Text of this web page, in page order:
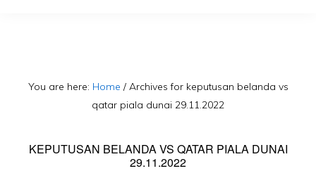
You are here: Home /Archives for keputusan belanda vs
qatar piala dunai 29.11.2022
KEPUTUSAN BELANDA VS QATAR PIALA DUNAI
29.11.2022